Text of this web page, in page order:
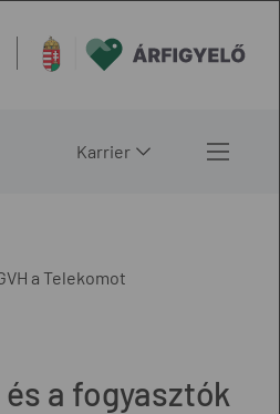
Karrier
a Telekomot
a fogyasztók